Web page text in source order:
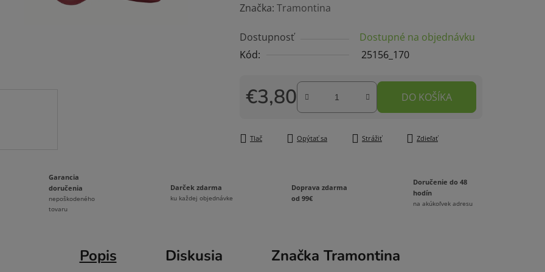
hodnotenie
je
0,0
hviezdičiek.
Značka: Tramontina
Dostupnosť
Dostupné na objednávku
Kód:
25156_170
€3,80
Jednotková cena:
DO KOŠÍKA
Tlač Opýtať sa Strážiť Zdieľať
Garancia
doručenia
nepoškodeného
tovaru
Darček zdarma
ku každej objednávke
Doprava zdarma
od 99€
Doručenie do 48
hodín
na akúkoľvek adresu
Popis Diskusia Značka Tramontina